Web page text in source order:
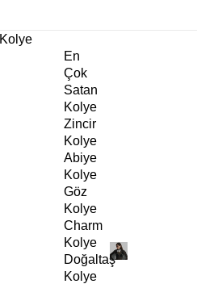
Kolye
En
Çok
Satan
Kolye
Zincir
Kolye
Abiye
Kolye
Göz
Kolye
Charm
Kolye
Doğaltaş
Kolye